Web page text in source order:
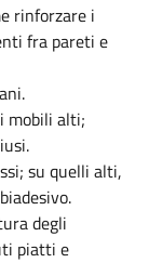
rinforzare i
fra pareti e
mobili alti;
su quelli alti,
degli
piatti e